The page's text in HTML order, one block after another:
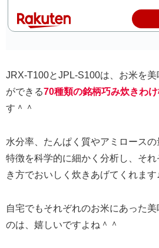
JRX-T100とJPL-S100は、お米を美
ができる70種類の銘柄巧み炊きわ
す＾＾
水分率、たんぱく質やアミロース
特徴を科学的に細かく分析し、そ
き方でおいしく炊きあげてくれます
自宅でもそれぞれのお米にあった
のは、嬉しいですよね＾＾